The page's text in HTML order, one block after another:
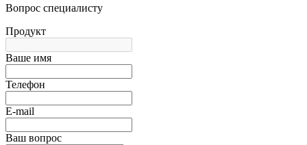
Вопрос специалисту
Продукт
Ваше имя
Телефон
E-mail
Ваш вопрос